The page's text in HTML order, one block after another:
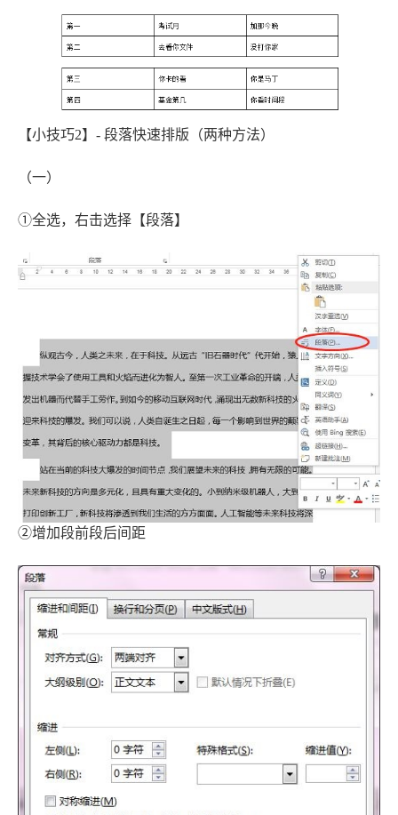
【小技巧2】- 段落快速排版（两种方法）
（一）
①全选，右击选择【段落】
②增加段前段后间距